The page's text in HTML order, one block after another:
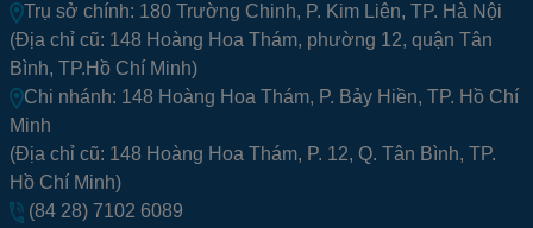
Trụ sở chính: 180 Trường Chinh, P. Kim Liên, TP. Hà Nội
(Địa chỉ cũ: 148 Hoàng Hoa Thám, phường 12, quận Tân
Bình, TP.Hồ Chí Minh)
Chi nhánh: 148 Hoàng Hoa Thám, P. Bảy Hiền, TP. Hồ Chí
Minh
(Địa chỉ cũ: 148 Hoàng Hoa Thám, P. 12, Q. Tân Bình, TP.
Hồ Chí Minh)
(84 28) 7102 6089